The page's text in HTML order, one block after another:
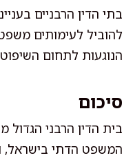
בתי הדין הרבניים
להוביל לעימותים
הנוגעות לתחום השיפוט
סיכום
בית הדין הרבני
המשפט הדתי בישראל,